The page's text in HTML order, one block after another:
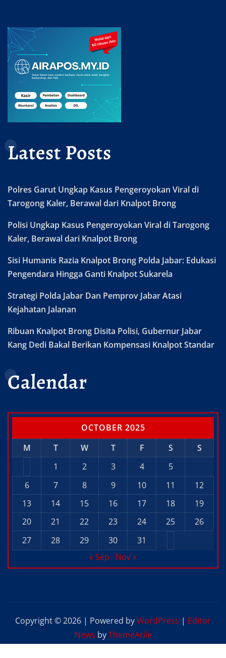
Latest Posts
Polres Garut Ungkap Kasus Pengeroyokan Viral di
Tarogong Kaler, Berawal dari Knalpot Brong
Polisi Ungkap Kasus Pengeroyokan Viral di Tarogong
Kaler, Berawal dari Knalpot Brong
Sisi Humanis Razia Knalpot Brong Polda Jabar: Edukasi
Pengendara Hingga Ganti Knalpot Sukarela
Strategi Polda Jabar Dan Pemprov Jabar Atasi
Kejahatan Jalanan
Ribuan Knalpot Brong Disita Polisi, Gubernur Jabar
Kang Dedi Bakal Berikan Kompensasi Knalpot Standar
Calendar
OCTOBER 2025
M
T W T F S
S
1
2 3 4
5
6
7 8 9 10 11
12
13
14 15 16 17 18
19
20
21 22 23 24 25
26
27
28 29 30
31
« Sep
Nov »
Copyright © 2026 | Powered byWordPress | Editor
News byThemeArile